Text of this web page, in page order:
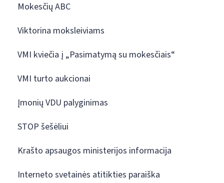
Mokesčių ABC
Viktorina moksleiviams
VMI kviečia į „Pasimatymą su mokesčiais“
VMI turto aukcionai
Įmonių VDU palyginimas
STOP šešėliui
Krašto apsaugos ministerijos informacija
Interneto svetainės atitikties paraiška